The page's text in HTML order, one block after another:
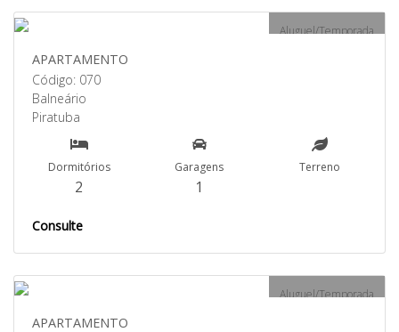
Aluguel/Temporada
APARTAMENTO
Código: 070
Balneário
Piratuba
Dormitórios
2
Garagens
1
Terreno
Consulte
Aluguel/Temporada
APARTAMENTO